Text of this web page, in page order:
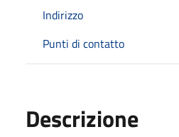
Indirizzo
Punti di contatto
Descrizione